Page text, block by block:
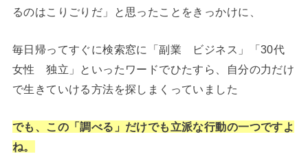
るのはこりごりだ」と思ったことをきっかけに、
毎日帰ってすぐに検索窓に「副業 ビジネス」「30代
女性 独立」といったワードでひたすら、自分の力だけ
で生きていける方法を探しまくっていました
でも、この「調べる」だけでも立派な行動の一つですよ
ね。